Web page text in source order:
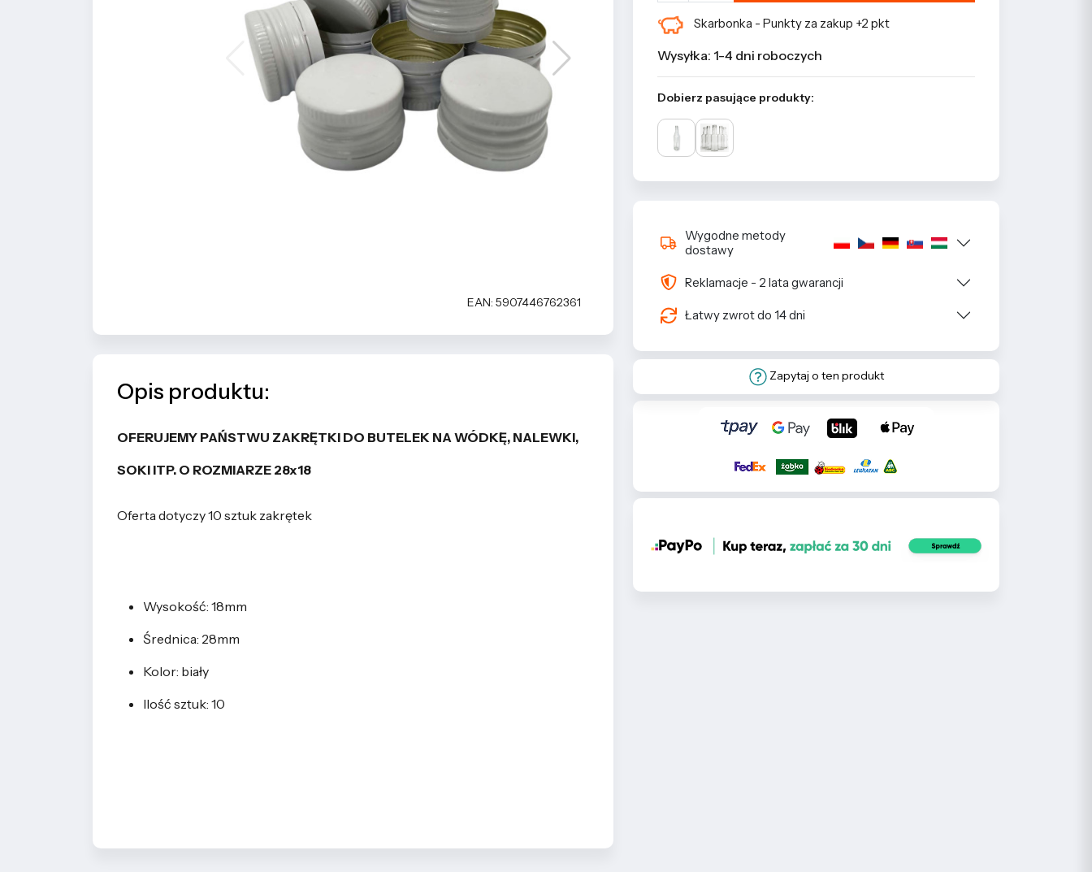
EAN: 5907446762361
Opis produktu:
OFERUJEMY PAŃSTWU ZAKRĘTKI DO BUTELEK NA WÓDKĘ, NALEWKI,
SOKI ITP. O ROZMIARZE 28x18
Oferta dotyczy 10 sztuk zakrętek
Wysokość: 18mm
Średnica: 28mm
Kolor: biały
Ilość sztuk: 10
Skarbonka - Punkty za zakup +2 pkt
Wysyłka: 1-4 dni roboczych
Dobierz pasujące produkty:
Wygodne metody
dostawy
Reklamacje - 2 lata gwarancji
Łatwy zwrot do 14 dni
Zapytaj o ten produkt